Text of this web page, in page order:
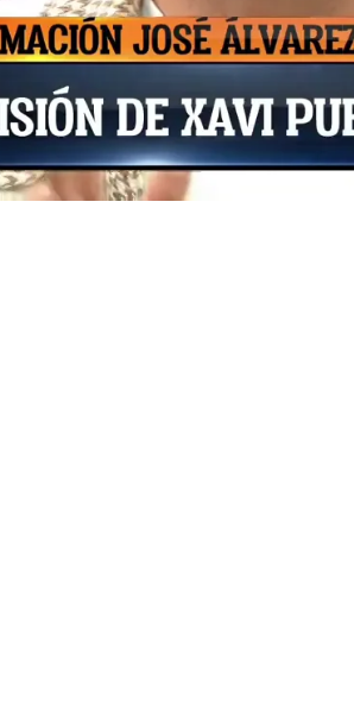
como entrenador del Barça
de Xavi en el club
informado en exclusiva José
Joan Laporta, presidente del
Xavi antes de fichar a un
que "desde el entorno del
el fútbol nunca se sabe'".